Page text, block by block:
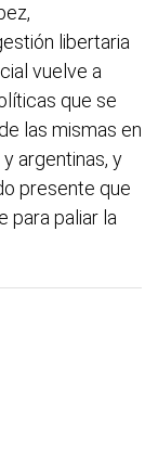
libertaria
vuelve a
que se
las mismas en
argentinas, y
presente que
para paliar la